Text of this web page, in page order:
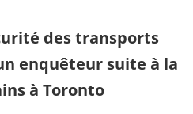
des transports
enquêteur suite à la
à Toronto